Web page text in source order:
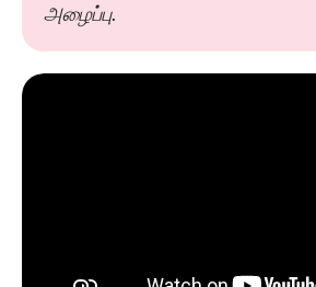
அழைப்பு.